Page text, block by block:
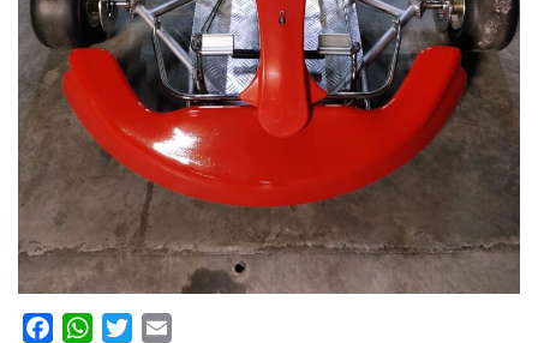
FacebookWhatsApp
Twitter